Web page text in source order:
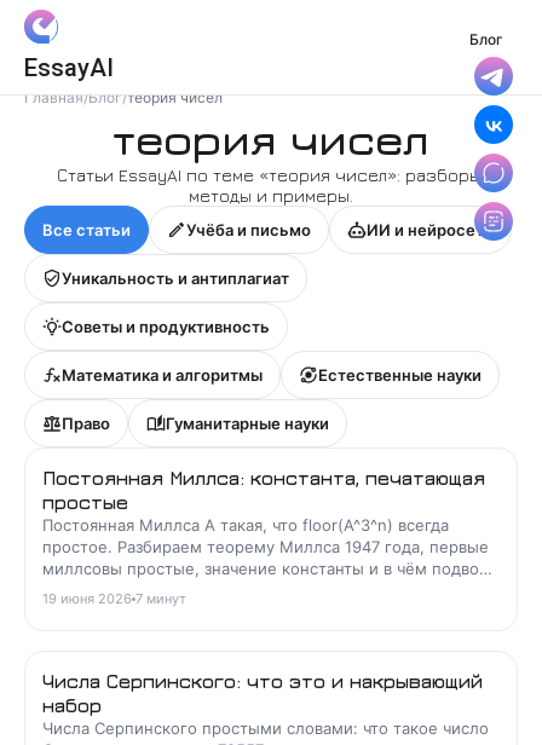
EssayAI
Блог
Главная/Блог/теория чисел
теория чисел
Статьи EssayAI по теме «теория чисел»: разборы,
методы и примеры.
Все статьи Учёба и письмо ИИ и нейросети
Уникальность и антиплагиат
Советы и продуктивность
Математика и алгоритмы Естественные науки
Право Гуманитарные науки
Постоянная Миллса: константа, печатающая
простые
Постоянная Миллса A такая, что floor(A^3^n) всегда
простое. Разбираем теорему Миллса 1947 года, первые
миллсовы простые, значение константы и в чём подвох
формулы.
19 июня 2026 7 минут
Числа Серпинского: что это и накрывающий
набор
Числа Серпинского простыми словами: что такое число
Войти с Яндекс ID
Войти с VK ID
Согласие на обработку
персональных данных
и принимаю условия
Политики конфиденциальности
Правила пользования сервисом